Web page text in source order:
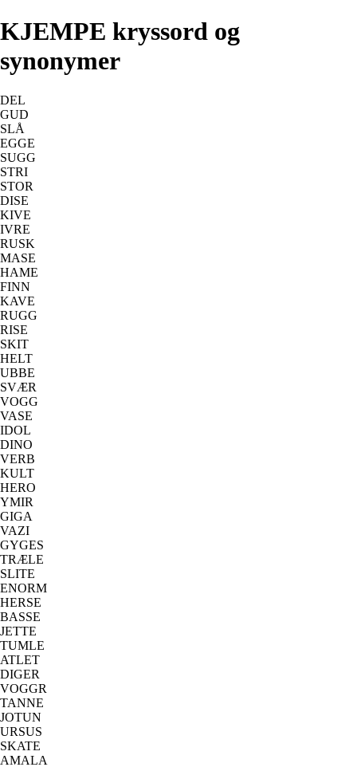
KJEMPE kryssord og
synonymer
DEL
GUD
SLÅ
EGGE
SUGG
STRI
STOR
DISE
KIVE
IVRE
RUSK
MASE
HAME
FINN
KAVE
RUGG
RISE
SKIT
HELT
UBBE
SVÆR
VOGG
VASE
IDOL
DINO
VERB
KULT
HERO
YMIR
GIGA
VAZI
GYGES
TRÆLE
SLITE
ENORM
HERSE
BASSE
JETTE
TUMLE
ATLET
DIGER
VOGGR
TANNE
JOTUN
URSUS
SKATE
AMALA